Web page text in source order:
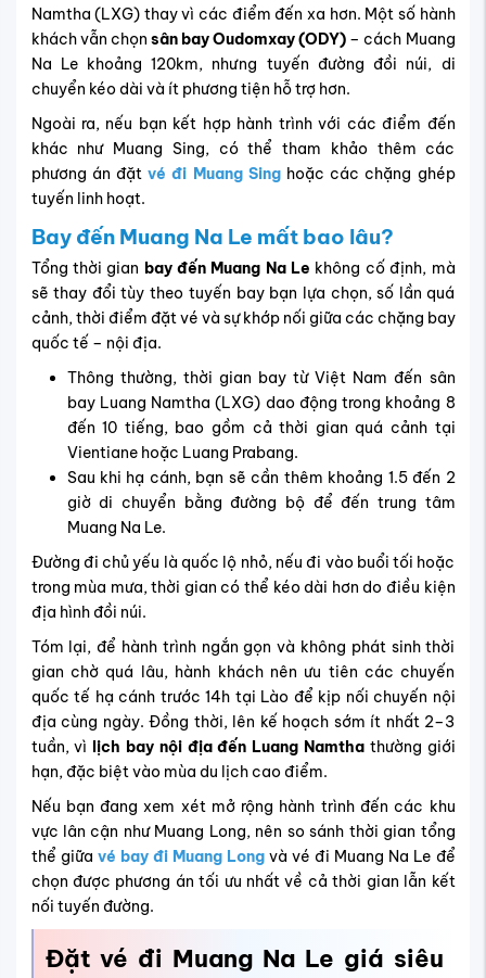
Namtha (LXG) thay vì các điểm đến xa hơn. Một số hành
khách vẫn chọn sân bay Oudomxay (ODY) – cách Muang
Na Le khoảng 120km, nhưng tuyến đường đồi núi, di
chuyển kéo dài và ít phương tiện hỗ trợ hơn.
Ngoài ra, nếu bạn kết hợp hành trình với các điểm đến
khác như Muang Sing, có thể tham khảo thêm các
phương án đặtvé đi Muang Singhoặc các chặng ghép
tuyến linh hoạt.
Bay đến Muang Na Le mất bao lâu?
Tổng thời gian bay đến Muang Na Le không cố định, mà
sẽ thay đổi tùy theo tuyến bay bạn lựa chọn, số lần quá
cảnh, thời điểm đặt vé và sự khớp nối giữa các chặng bay
quốc tế – nội địa.
Thông thường, thời gian bay từ Việt Nam đến sân
bay Luang Namtha (LXG) dao động trong khoảng 8
đến 10 tiếng, bao gồm cả thời gian quá cảnh tại
Vientiane hoặc Luang Prabang.
Sau khi hạ cánh, bạn sẽ cần thêm khoảng 1.5 đến 2
giờ di chuyển bằng đường bộ để đến trung tâm
Muang Na Le.
Đường đi chủ yếu là quốc lộ nhỏ, nếu đi vào buổi tối hoặc
trong mùa mưa, thời gian có thể kéo dài hơn do điều kiện
địa hình đồi núi.
Tóm lại, để hành trình ngắn gọn và không phát sinh thời
gian chờ quá lâu, hành khách nên ưu tiên các chuyến
quốc tế hạ cánh trước 14h tại Lào để kịp nối chuyến nội
địa cùng ngày. Đồng thời, lên kế hoạch sớm ít nhất 2–3
tuần, vì lịch bay nội địa đến Luang Namthathường giới
hạn, đặc biệt vào mùa du lịch cao điểm.
Nếu bạn đang xem xét mở rộng hành trình đến các khu
vực lân cận như Muang Long, nên so sánh thời gian tổng
thể giữa vé bay đi Muang Longvà vé đi Muang Na Le để
chọn được phương án tối ưu nhất về cả thời gian lẫn kết
nối tuyến đường.
Đặt vé đi Muang Na Le giá siêu